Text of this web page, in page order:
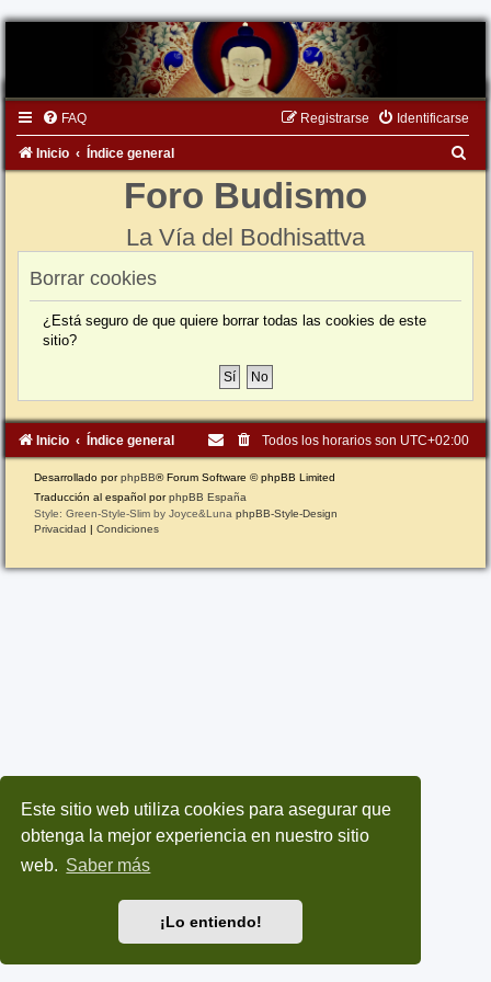
Este sitio web utiliza cookies para asegurar que
obtenga la mejor experiencia en nuestro sitio
web. Saber más
¡Lo entiendo!
FAQ Identificarse
Registrarse
Inicio Índice general
Foro Budismo
La Vía del Bodhisattva
Borrar cookies
¿Está seguro de que quiere borrar todas las cookies de este
sitio?
Inicio Índice general Todos los horarios son UTC+02:00
Desarrollado porphpBB® Forum Software © phpBB Limited
Traducción al español porphpBB España
Style: Green-Style-Slim by Joyce&Luna phpBB-Style-Design
Privacidad | Condiciones